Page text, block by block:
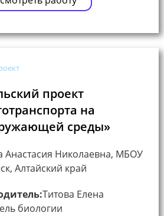
проект
на
среды»
Анастасия Николаевна, МБОУ
Алтайский край
Титова Елена
биологии